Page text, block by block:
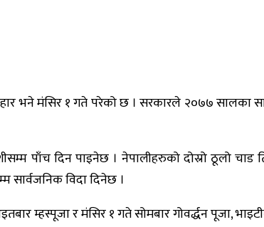
भने मंसिर १ गते परेको छ । सरकारले २०७७ सालका
पाँच दिन पाइनेछ । नेपालीहरुको दोस्रो ठूलो
सार्वजनिक विदा दिनेछ ।
म्हस्पूजा र मंसिर १ गते सोमबार गोवर्द्धन पूजा,